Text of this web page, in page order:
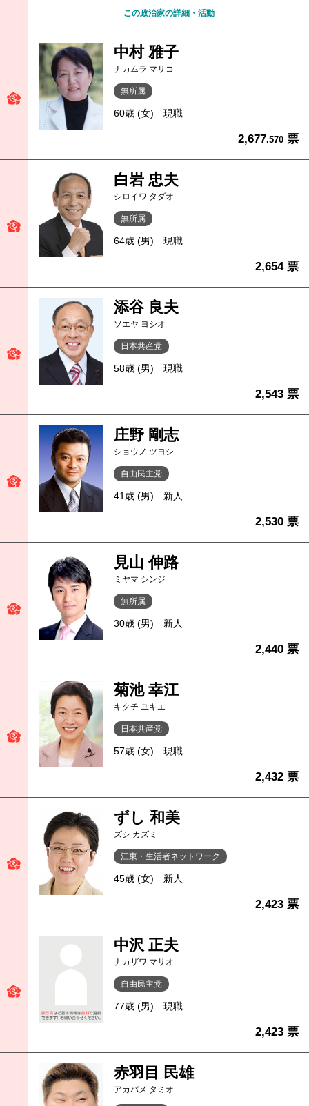
この政治家の詳細・活動
中村 雅子
ナカムラ マサコ
無所属
60歳 (女) 現職
2,677.570 票
白岩 忠夫
シロイワ タダオ
無所属
64歳 (男) 現職
2,654 票
添谷 良夫
ソエヤ ヨシオ
日本共産党
58歳 (男) 現職
2,543 票
庄野 剛志
ショウノ ツヨシ
自由民主党
41歳 (男) 新人
2,530 票
見山 伸路
ミヤマ シンジ
無所属
30歳 (男) 新人
2,440 票
菊池 幸江
キクチ ユキエ
日本共産党
57歳 (女) 現職
2,432 票
ずし 和美
ズシ カズミ
江東・生活者ネットワーク
45歳 (女) 新人
2,423 票
中沢 正夫
ナカザワ マサオ
自由民主党
77歳 (男) 現職
2,423 票
赤羽目 民雄
アカバメ タミオ